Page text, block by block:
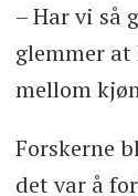
– Har vi så
glemmer
mellom
Forskerne
det var å